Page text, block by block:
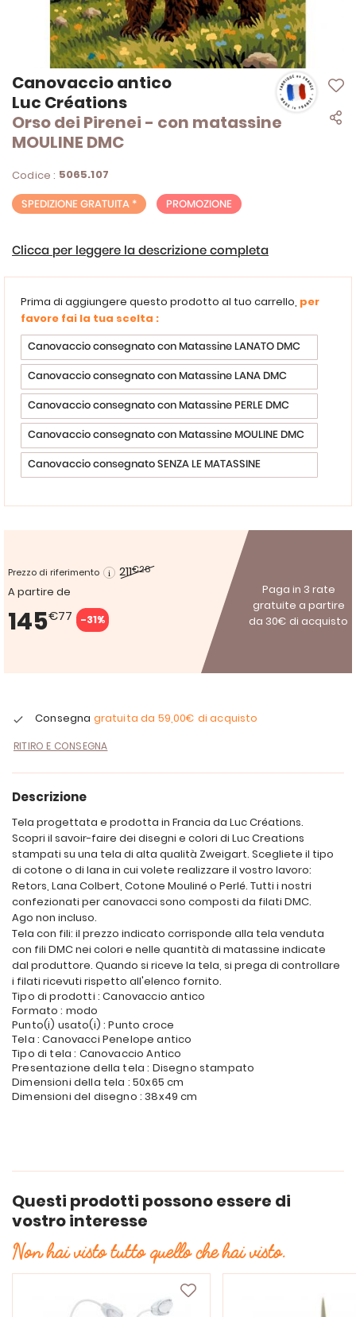
Canovaccio antico
Luc Créations
Orso dei Pirenei - con matassine
MOULINE DMC
Codice : 5065.107
SPEDIZIONE GRATUITA * PROMOZIONE
Clicca per leggere la descrizione completa
Prima di aggiungere questo prodotto al tuo carrello, per
favore fai la tua scelta :
Canovaccio consegnato con Matassine LANATO DMC
Canovaccio consegnato con Matassine LANA DMC
Canovaccio consegnato con Matassine PERLE DMC
Canovaccio consegnato con Matassine MOULINE DMC
Canovaccio consegnato SENZA LE MATASSINE
Prezzo di riferimento 211€26
A partire de
145€77 -31%
Paga in 3 rate
gratuite a partire
da 30€ di acquisto
Consegna gratuita da 59,00€ di acquisto
RITIRO E CONSEGNA
Vai
all'inizio
della
galleria
di
Descrizione
Tela progettata e prodotta in Francia da Luc Créations.
Scopri il savoir-faire dei disegni e colori di Luc Creations
stampati su una tela di alta qualità Zweigart. Scegliete il tipo
di cotone o di lana in cui volete realizzare il vostro lavoro:
Retors, Lana Colbert, Cotone Mouliné o Perlé. Tutti i nostri
confezionati per canovacci sono composti da filati DMC.
Ago non incluso.
Tela con fili: il prezzo indicato corrisponde alla tela venduta
con fili DMC nei colori e nelle quantità di matassine indicate
dal produttore. Quando si riceve la tela, si prega di controllare
i filati ricevuti rispetto all'elenco fornito.
Tipo di prodotti : Canovaccio antico
Formato : modo
Punto(i) usato(i) : Punto croce
Tela : Canovacci Penelope antico
Tipo di tela : Canovaccio Antico
Presentazione della tela : Disegno stampato
Dimensioni della tela : 50x65 cm
Dimensioni del disegno : 38x49 cm
Questi prodotti possono essere di
vostro interesse
Non hai visto tutto quello che hai visto.